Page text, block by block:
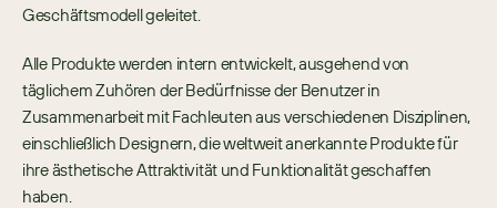
Geschäftsmodell geleitet.
Alle Produkte werden intern entwickelt, ausgehend von
täglichem Zuhören der Bedürfnisse der Benutzer in
Zusammenarbeit mit Fachleuten aus verschiedenen Disziplinen,
einschließlich Designern, die weltweit anerkannte Produkte für
ihre ästhetische Attraktivität und Funktionalität geschaffen
haben.